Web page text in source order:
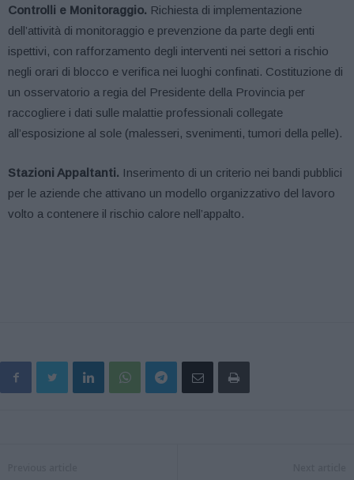
Controlli e Monitoraggio. Richiesta di implementazione
dell’attività di monitoraggio e prevenzione da parte degli enti
ispettivi, con rafforzamento degli interventi nei settori a rischio
negli orari di blocco e verifica nei luoghi confinati. Costituzione di
un osservatorio a regia del Presidente della Provincia per
raccogliere i dati sulle malattie professionali collegate
all’esposizione al sole (malesseri, svenimenti, tumori della pelle).
Stazioni Appaltanti. Inserimento di un criterio nei bandi pubblici
per le aziende che attivano un modello organizzativo del lavoro
volto a contenere il rischio calore nell’appalto.